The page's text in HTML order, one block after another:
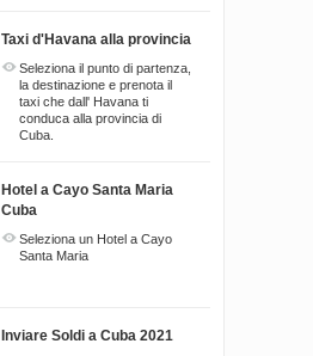
Taxi d'Havana alla provincia
Seleziona il punto di partenza,
la destinazione e prenota il
taxi che dall' Havana ti
conduca alla provincia di
Cuba.
Hotel a Cayo Santa Maria
Cuba
Seleziona un Hotel a Cayo
Santa Maria
Inviare Soldi a Cuba 2021